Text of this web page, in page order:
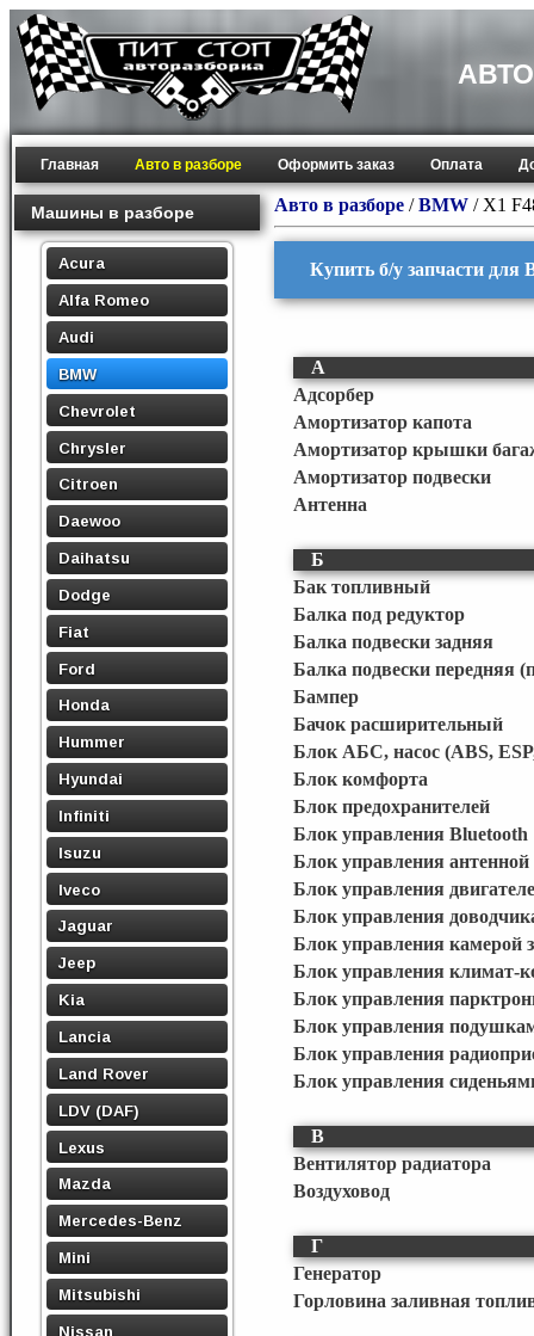
Главная Авто в разборе Оформить заказ Оплата
Машины в разборе
Acura
Alfa Romeo
Audi
BMW
Chevrolet
Chrysler
Citroen
Daewoo
Daihatsu
Dodge
Fiat
Ford
Honda
Hummer
Hyundai
Infiniti
Isuzu
Iveco
Jaguar
Jeep
Kia
Lancia
Land Rover
LDV (DAF)
Lexus
Mazda
Mercedes-Benz
Mini
Mitsubishi
Nissan
Авто в разборе /BMW / X1
Купить б/у запчасти для
А
Адсорбер
Амортизатор капота
Амортизатор крышки
Амортизатор подвески
Антенна
Б
Бак топливный
Балка под редуктор
Балка подвески задняя
Балка подвески передняя
Бампер
Бачок расширительный
Блок АБС, насос (ABS,
Блок комфорта
Блок предохранителей
Блок управления Bluetooth
Блок управления антенной
Блок управления
Блок управления
Блок управления камерой
Блок управления климат-
Блок управления
Блок управления
Блок управления
Блок управления
В
Вентилятор радиатора
Воздуховод
Г
Генератор
Горловина заливная